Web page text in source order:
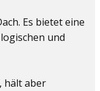
Es bietet eine
und
hält aber